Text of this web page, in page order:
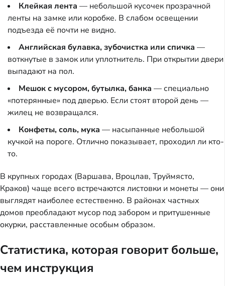
Клейкая лента — небольшой кусочек прозрачной
ленты на замке или коробке. В слабом освещении
подъезда её почти не видно.
Английская булавка, зубочистка или спичка —
воткнутые в замок или уплотнитель. При открытии двери
выпадают на пол.
Мешок с мусором, бутылка, банка — специально
«потерянные» под дверью. Если стоят второй день —
жилец не возвращался.
Конфеты, соль, мука — насыпанные небольшой
кучкой на пороге. Отлично показывает, проходил ли кто-
то.
В крупных городах (Варшава, Вроцлав, Труймясто,
Краков) чаще всего встречаются листовки и монеты — они
выглядят наиболее естественно. В районах частных
домов преобладают мусор под забором и притушенные
окурки, расставленные особым образом.
Статистика, которая говорит больше,
чем инструкция